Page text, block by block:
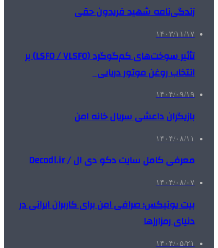
زندگی‌نامه شهید فریدون حقی
۱۴۰۳/۱۱/۱۷
تأثیر سوخت‌های کم‌گوگرد (LSFO / VLSFO) بر
انتخاب روغن موتور دریایی
۱۴۰۴/۰۹/۱۹
بازیگران داعشی سریال خانه امن
۱۴۰۴/۰۸/۱۱
معرفی کامل سایت دکو دی ال / Decodl.ir
۱۴۰۴/۰۸/۰۷
بیت یونیکس؛ صرافی امن برای کاربران ایرانی در
دنیای رمزارزها
۱۴۰۴/۰۵/۲۱